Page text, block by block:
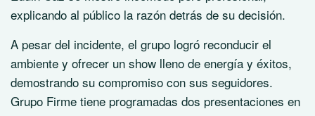
explicando al público la razón detrás de su decisión.
A pesar del incidente, el grupo logró reconducir el
ambiente y ofrecer un show lleno de energía y éxitos,
demostrando su compromiso con sus seguidores.
Grupo Firme tiene programadas dos presentaciones en